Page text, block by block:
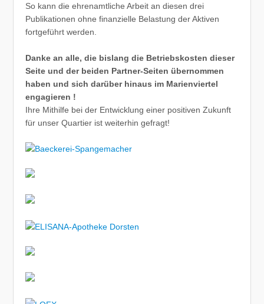
So kann die ehrenamtliche Arbeit an diesen drei
Publikationen ohne finanzielle Belastung der Aktiven
fortgeführt werden.
Danke an alle, die bislang die Betriebskosten dieser
Seite und der beiden Partner-Seiten übernommen
haben und sich darüber hinaus im Marienviertel
engagieren !
Ihre Mithilfe bei der Entwicklung einer positiven Zukunft
für unser Quartier ist weiterhin gefragt!